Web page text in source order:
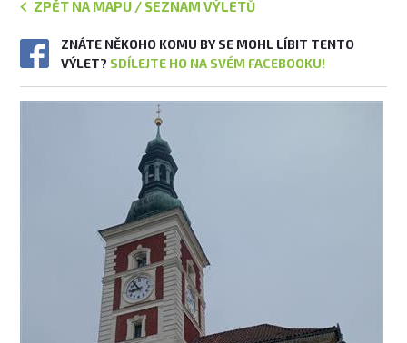
ZPĚT NA MAPU / SEZNAM VÝLETŮ
ZNÁTE NĚKOHO KOMU BY SE MOHL LÍBIT TENTO
VÝLET? SDÍLEJTE HO NA SVÉM FACEBOOKU!